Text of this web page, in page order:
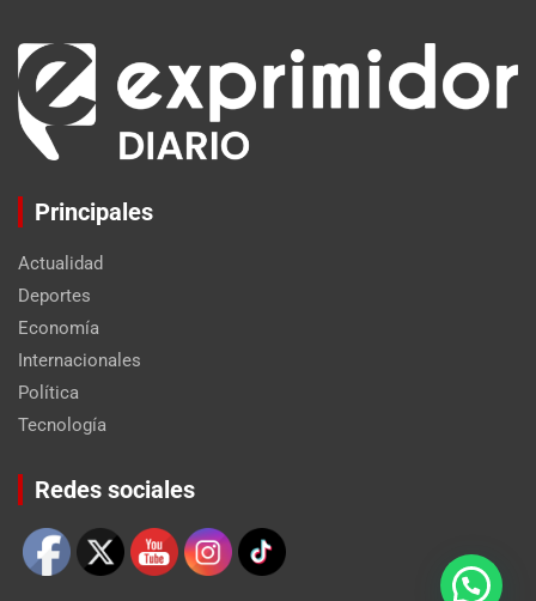
Principales
Actualidad
Deportes
Economía
Internacionales
Política
Tecnología
Redes sociales